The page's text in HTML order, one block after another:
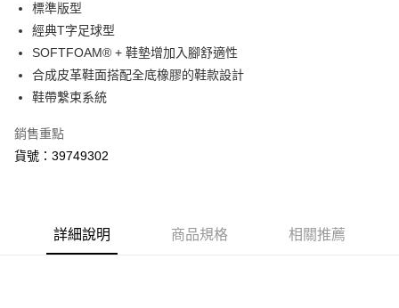
悠遊付
Google Pay
貨到付款
宅配(離島恕不配送)
每筆NT$180
標準版型
經典T字足球型
SOFTFOAM® + 鞋墊增加入腳舒適性
合成皮革鞋面搭配全底橡膠的鞋款設計
鞋帶繫束系統
銷售重點
貨號：39749302
詳細說明 商品規格 相關推薦